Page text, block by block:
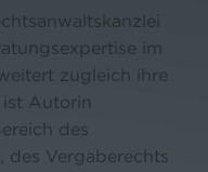
im
zugleich ihre
ist Autorin
des
Vergaberechts